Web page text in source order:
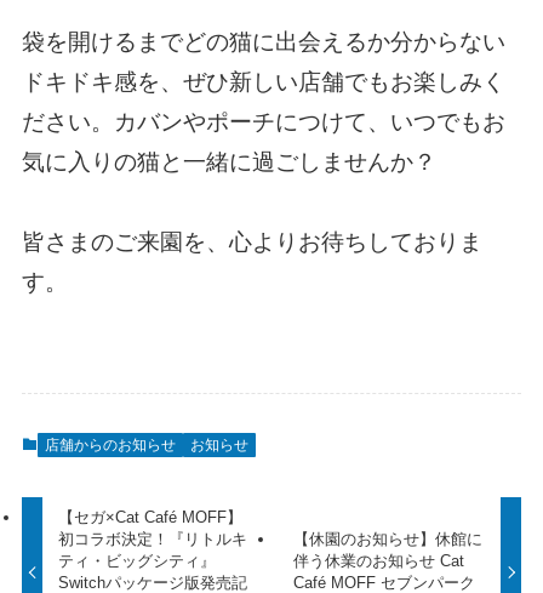
袋を開けるまでどの猫に出会えるか分からない
ドキドキ感を、ぜひ新しい店舗でもお楽しみく
ださい。カバンやポーチにつけて、いつでもお
気に入りの猫と一緒に過ごしませんか？
皆さまのご来園を、心よりお待ちしておりま
す。
店舗からのお知らせ お知らせ
【セガ×Cat Café MOFF】
初コラボ決定！『リトルキ
ティ・ビッグシティ』
Switchパッケージ版発売記
【休園のお知らせ】休館に
伴う休業のお知らせ Cat
Café MOFF セブンパーク